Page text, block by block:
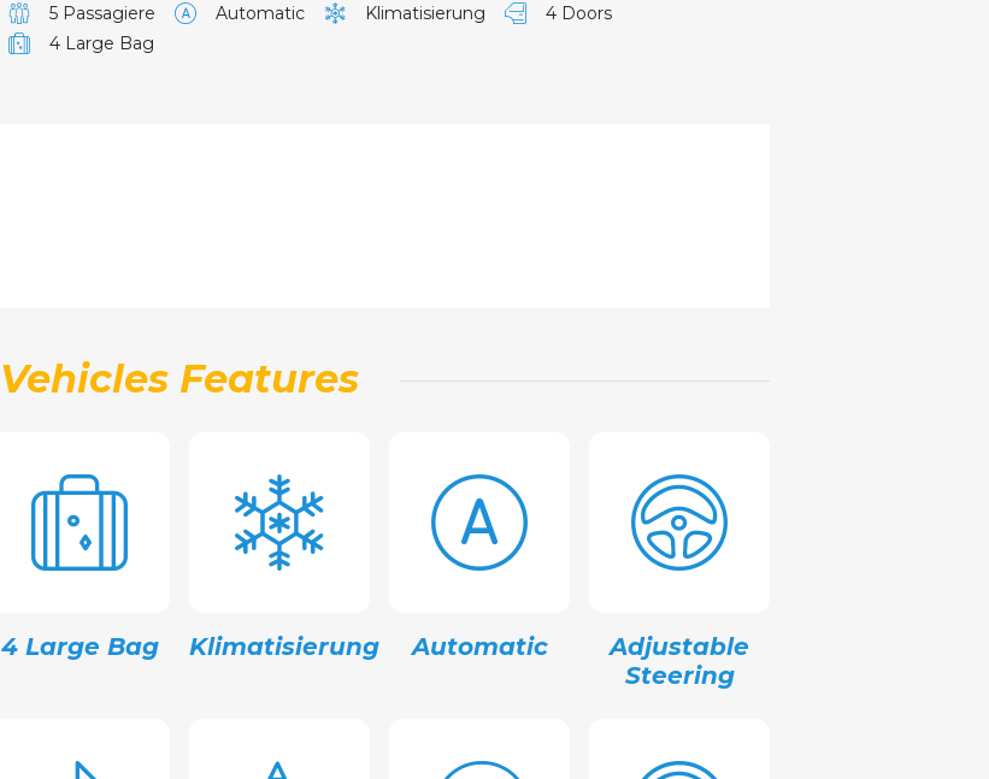
5 Passagiere Automatic Klimatisierung
4 Doors
4 Large Bag
Vehicles Features
4 Large Bag Klimatisierung Automatic
Adjustable
Steering